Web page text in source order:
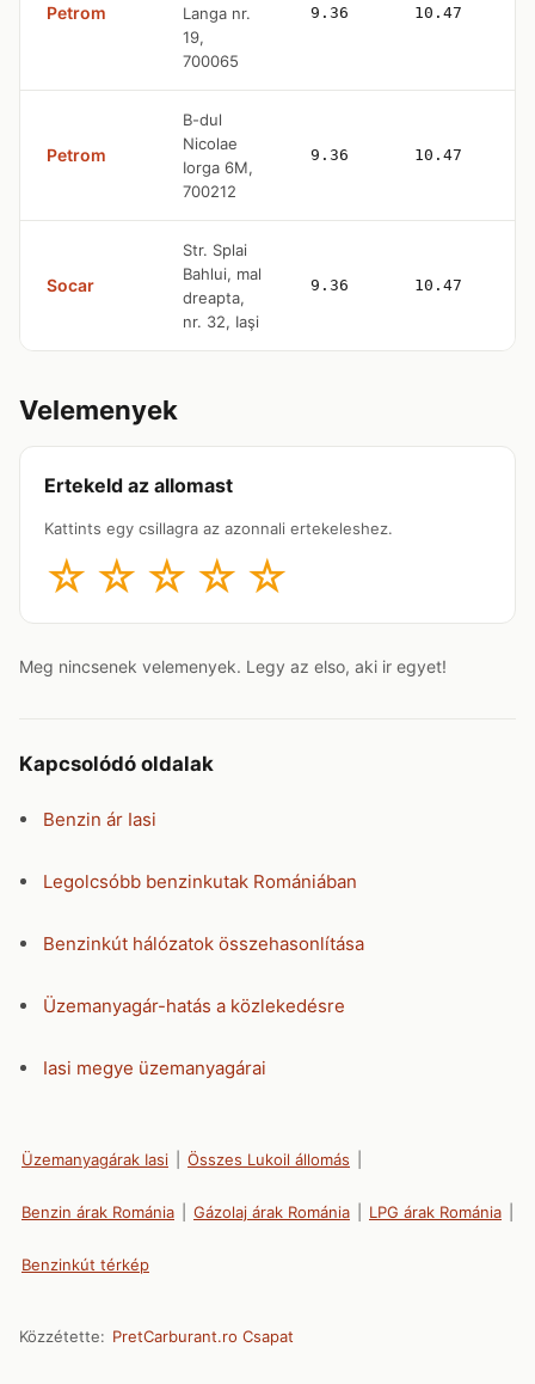
Petrom
Langa nr.
19,
700065
9.36 10.47
Petrom
B-dul
Nicolae
Iorga 6M,
700212
9.36 10.47
Socar
Str. Splai
Bahlui, mal
dreapta,
nr. 32, Iaşi
9.36 10.47
Velemenyek
Ertekeld az allomast
Kattints egy csillagra az azonnali ertekeleshez.
☆ ☆ ☆ ☆ ☆
Meg nincsenek velemenyek. Legy az elso, aki ir egyet!
Kapcsolódó oldalak
Benzin ár Iasi
Legolcsóbb benzinkutak Romániában
Benzinkút hálózatok összehasonlítása
Üzemanyagár-hatás a közlekedésre
Iasi megye üzemanyagárai
Üzemanyagárak Iasi Összes Lukoil állomás
Benzin árak Románia Gázolaj árak Románia LPG árak Románia
Benzinkút térkép
Közzétette: PretCarburant.ro Csapat